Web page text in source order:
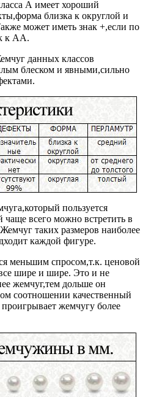
А имеет хороший
близка к округлой и
может иметь знак +,если по
к АА.
данных классов
блеском и явными,сильно
пользуется
всего можно встретить в
таких размеров наиболее
каждой фигуре.
меньшим спросом,т.к. ценовой
шире и шире. Это и не
жемчуг,тем дольше он
соотношении качественный
жемчугу более